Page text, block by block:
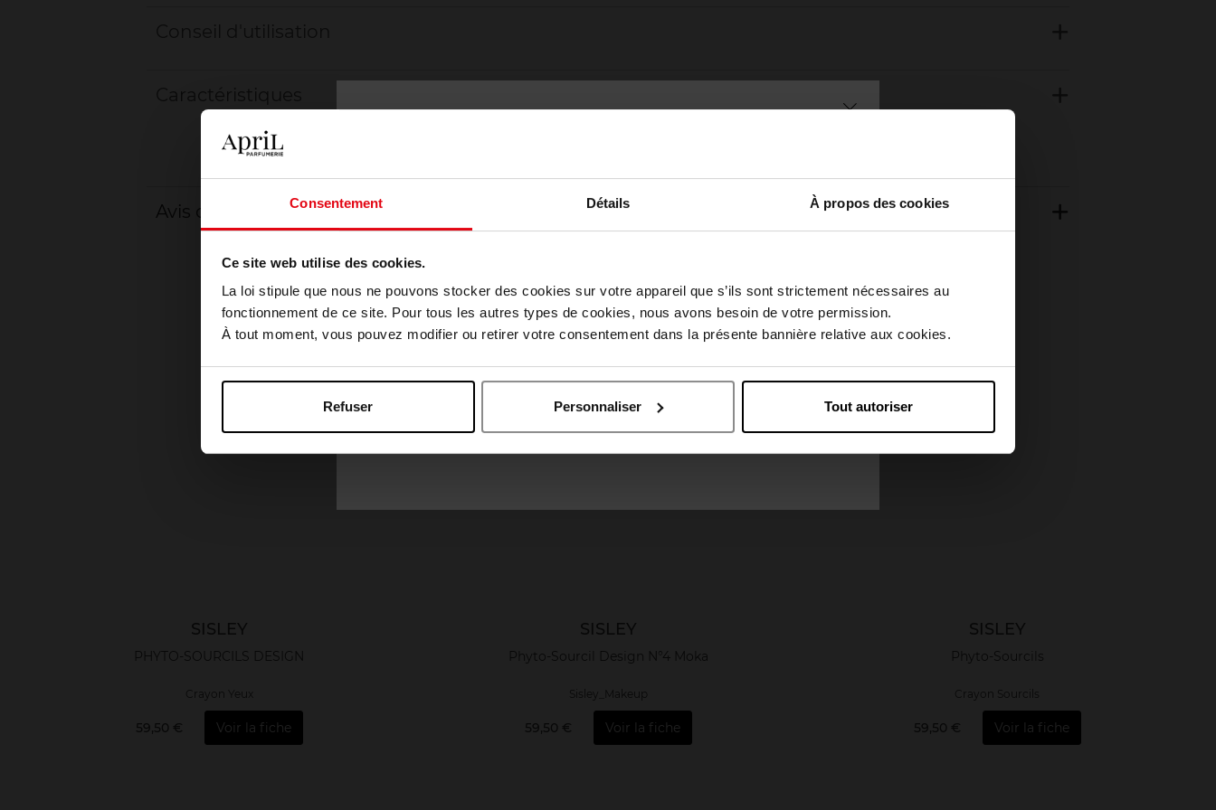
Consentement Détails À propos des cookies
Ce site web utilise des cookies.
La loi stipule que nous ne pouvons stocker des cookies sur votre appareil que s’ils sont strictement nécessaires au
fonctionnement de ce site. Pour tous les autres types de cookies, nous avons besoin de votre permission.
À tout moment, vous pouvez modifier ou retirer votre consentement dans la présente bannière relative aux cookies.
Refuser Personnaliser Tout autoriser
Avis client
Oublié quelque chose ?
SISLEY
PHYTO-SOURCILS DESIGN
Crayon Yeux
59,50 € Voir la fiche
SISLEY
Phyto-Sourcil Design N°4 Moka
Sisley_Makeup
59,50 € Voir la fiche
SISLEY
Phyto-Sourcils
Crayon Sourcils
59,50 € Voir la fiche
Choisissez votre pays